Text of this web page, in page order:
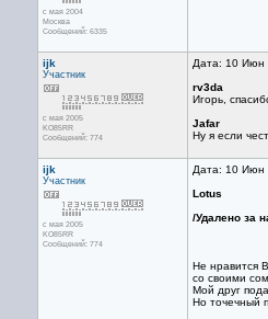
с мая 2004
Москва
Сообщений: 6335
ijk
Участник
с мая 2005
KO85RR
Сообщений: 774
Дата: 10 Июн
rv3da
Игорь,
Jafar
Ну я если
ijk
Участник
с мая 2005
KO85RR
Сообщений: 774
Дата: 10 Июн
Lotus
/Удалено за
Не нравится
со своими
Мой друг
Но точечный